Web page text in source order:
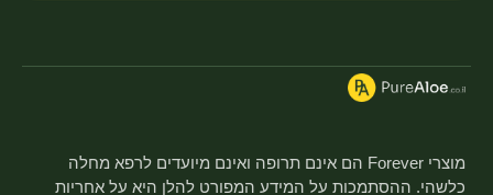
מוצרי Forever הם אינם תרופה ואינם מיועדים לרפא מחלה
כלשהי. ההסתמכות על המידע המפורט להלן היא על אחריות